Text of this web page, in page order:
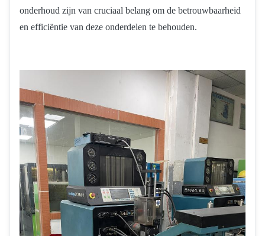
onderhoud zijn van cruciaal belang om de betrouwbaarheid
en efficiëntie van deze onderdelen te behouden.